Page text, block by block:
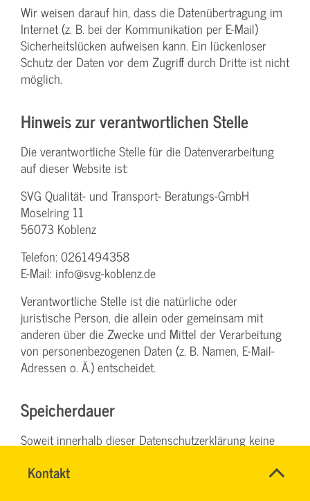
Kontakt
CHRISTINA
Name*
Schnell
&
Wir weisen darauf hin, dass die Datenübertragung im
Internet (z. B. bei der Kommunikation per E-Mail)
Sicherheitslücken aufweisen kann. Ein lückenloser
Schutz der Daten vor dem Zugriff durch Dritte ist nicht
möglich.
Hinweis zur verantwortlichen Stelle
Die verantwortliche Stelle für die Datenverarbeitung
auf dieser Website ist:
SVG Qualität- und Transport- Beratungs-GmbH
Moselring 11
56073 Koblenz
Telefon: 0261494358
E-Mail: info@svg-koblenz.de
Verantwortliche Stelle ist die natürliche oder
juristische Person, die allein oder gemeinsam mit
anderen über die Zwecke und Mittel der Verarbeitung
von personenbezogenen Daten (z. B. Namen, E-Mail-
Adressen o. Ä.) entscheidet.
Speicherdauer
Soweit innerhalb dieser Datenschutzerklärung keine
Ihre personenbezogenen Daten bei uns, bis der Zweck